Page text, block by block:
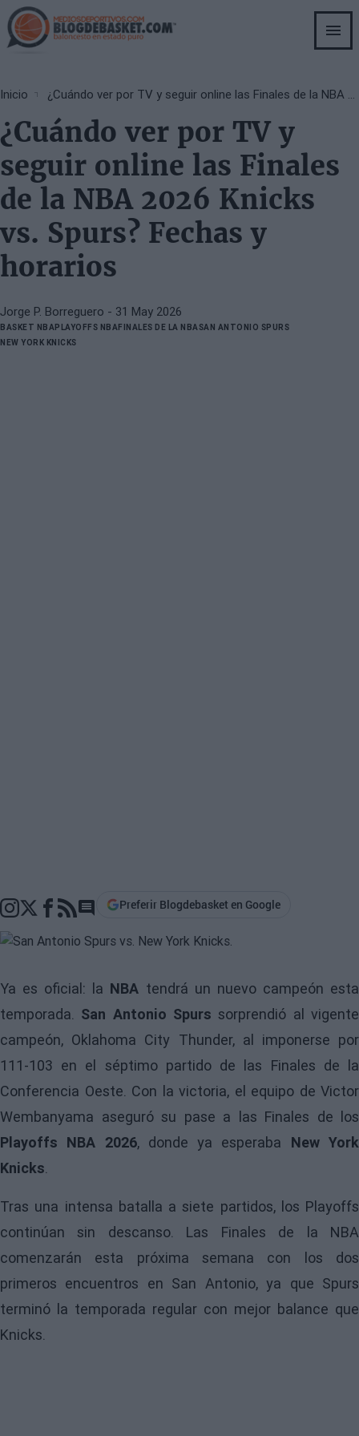
Skip
to
main
Breadcrumb
Inicio ¿Cuándo ver por TV y seguir online las Finales de la NBA 2026 Knicks vs. Spurs? Fechas y horarios
¿Cuándo ver por TV y
seguir online las Finales
de la NBA 2026 Knicks
vs. Spurs? Fechas y
horarios
Jorge P. Borreguero - 31 May 2026
BASKET NBAPLAYOFFS NBAFINALES DE LA NBASAN ANTONIO SPURS
NEW YORK KNICKS
Go to comments section
Preferir Blogdebasket en Google
Ya es oficial: la NBA tendrá un nuevo campeón esta
temporada. San Antonio Spurs sorprendió al vigente
campeón, Oklahoma City Thunder, al imponerse por
111-103 en el séptimo partido de las Finales de la
Conferencia Oeste. Con la victoria, el equipo de Victor
Wembanyama aseguró su pase a las Finales de los
Playoffs NBA 2026, donde ya esperaba New York
Knicks
Tras una intensa batalla a siete partidos, los Playoffs
continúan sin descanso. Las Finales de la NBA
comenzarán esta próxima semana con los dos
primeros encuentros en San Antonio, ya que Spurs
terminó la temporada regular con mejor balance que
Knicks.